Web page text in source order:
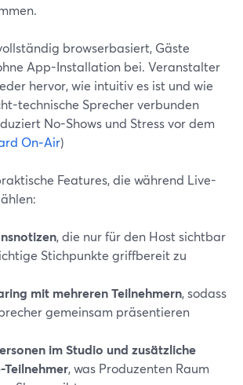
browserbasiert, Gäste
App-Installation bei. Veranstalter
hervor, wie intuitiv es ist und wie
technische Sprecher verbunden
No-Shows und Stress vor dem
On‑Air)
Features, die während Live-
, die nur für den Host sichtbar
Stichpunkte griffbereit zu
mit mehreren Teilnehmern, sodass
gemeinsam präsentieren
im Studio und zusätzliche
, was Produzenten Raum